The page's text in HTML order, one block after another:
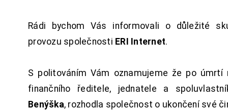
Rádi bychom Vás informovali o důležité
provozu společnosti ERI Internet.
S politováním Vám oznamujeme že po úmrtí
finančního ředitele, jednatele a
Benýška, rozhodla společnost o ukončení své